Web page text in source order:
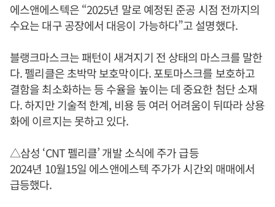
에스앤에스텍은 “2025년 말로 예정된 준공 시점 전까지의
수요는 대구 공장에서 대응이 가능하다”고 설명했다.
블랭크마스크는 패턴이 새겨지기 전 상태의 마스크를 말한
다. 펠리클은 초박막 보호막이다. 포토마스크를 보호하고
결함을 최소화하는 등 수율을 높이는 데 중요한 첨단 소재
다. 하지만 기술적 한계, 비용 등 여러 어려움이 뒤따라 상용
화에 이르지는 못하고 있다.
△삼성 ‘CNT 펠리클’ 개발 소식에 주가 급등
2024년 10월15일 에스앤에스텍 주가가 시간외 매매에서
급등했다.